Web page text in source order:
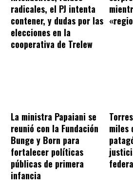
radicales, el PJ intenta
contener, y dudas por las
elecciones en la
cooperativa de Trelew
La ministra Papaiani se
reunió con la Fundación
Bunge y Born para
fortalecer políticas
públicas de primera
infancia
miles